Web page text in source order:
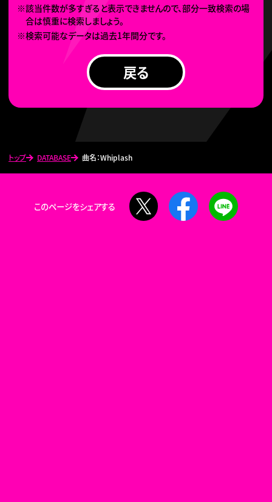
トップ DATABASE 曲名：Whiplash
※該当件数が多すぎると表示できませんので、部分一致検索の場
合は慎重に検索しましょう。
※検索可能なデータは過去1年間分です。
戻る
このページをシェアする
Facebook